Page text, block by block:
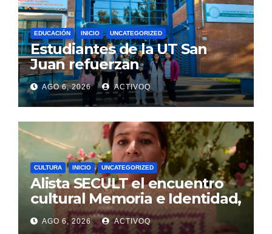
EDUCACIÓN INICIO UNCATEGORIZED
Estudiantes de la UT San
Juan refuerzan
conocimientos de turismo
rural, en Argentina
AGO 6, 2026 ACTIVOQ
CULTURA INICIO UNCATEGORIZED
Alista SECULT el encuentro
cultural Memoria e Identidad,
en Jalpan de Serra
AGO 6, 2026 ACTIVOQ